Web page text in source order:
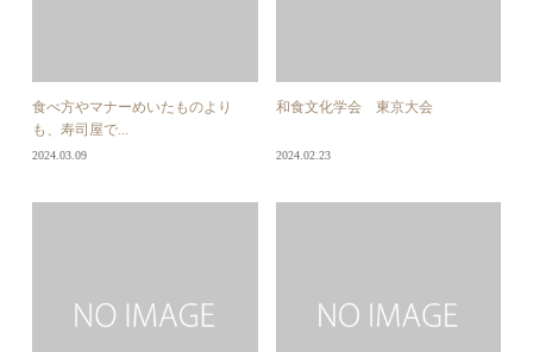
食べ方やマナーめいたものより
も、寿司屋で...
2024.03.09
和食文化学会 東京大会
2024.02.23